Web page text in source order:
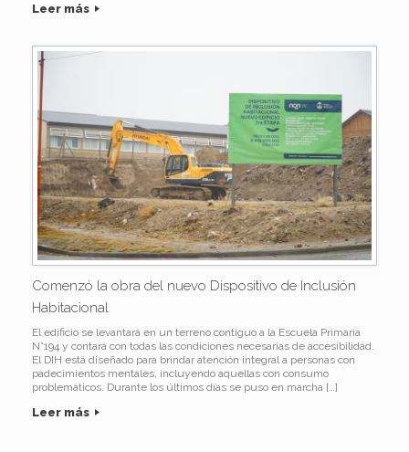
Leer más
Comenzó la obra del nuevo Dispositivo de Inclusión
Habitacional
El edificio se levantará en un terreno contiguo a la Escuela Primaria
N°194 y contará con todas las condiciones necesarias de accesibilidad.
El DIH está diseñado para brindar atención integral a personas con
padecimientos mentales, incluyendo aquellas con consumo
problemáticos. Durante los últimos días se puso en marcha […]
Leer más